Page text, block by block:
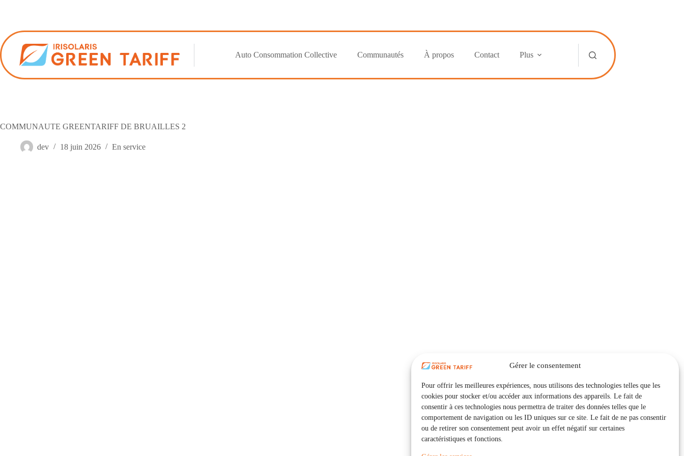
Gérer le consentement
Pour offrir les meilleures expériences, nous utilisons des technologies telles que les
cookies pour stocker et/ou accéder aux informations des appareils. Le fait de
consentir à ces technologies nous permettra de traiter des données telles que le
comportement de navigation ou les ID uniques sur ce site. Le fait de ne pas consentir
ou de retirer son consentement peut avoir un effet négatif sur certaines
caractéristiques et fonctions.
Auto Consommation Collective Communautés À propos Contact Plus
COMMUNAUTE GREENTARIFF DE BRUAILLES 2
dev 18 juin 2026 En service